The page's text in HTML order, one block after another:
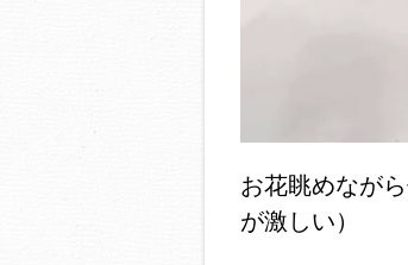
お花眺めなが
が激しい）